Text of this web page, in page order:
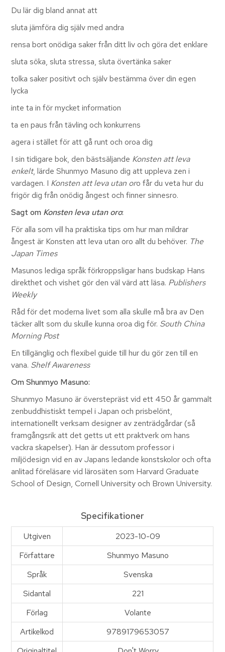
Du lär dig bland annat att
sluta jämföra dig själv med andra
rensa bort onödiga saker från ditt liv och göra det enklare
sluta söka, sluta stressa, sluta övertänka saker
tolka saker positivt och själv bestämma över din egen
lycka
inte ta in för mycket information
ta en paus från tävling och konkurrens
agera i stället för att gå runt och oroa dig
I sin tidigare bok, den bästsäljande Konsten att leva
enkelt, lärde Shunmyo Masuno dig att uppleva zen i
vardagen. I Konsten att leva utan oro får du veta hur du
frigör dig från onödig ångest och finner sinnesro.
Sagt om Konsten leva utan oro:
För alla som vill ha praktiska tips om hur man mildrar
ångest är Konsten att leva utan oro allt du behöver. The
Japan Times
Masunos lediga språk förkroppsligar hans budskap Hans
direkthet och vishet gör den väl värd att läsa. Publishers
Weekly
Råd för det moderna livet som alla skulle må bra av Den
täcker allt som du skulle kunna oroa dig för. South China
Morning Post
En tillgänglig och flexibel guide till hur du gör zen till en
vana. Shelf Awareness
Om Shunmyo Masuno:
Shunmyo Masuno är överstepräst vid ett 450 år gammalt
zenbuddhistiskt tempel i Japan och prisbelönt,
internationellt verksam designer av zenträdgårdar (så
framgångsrik att det getts ut ett praktverk om hans
vackra skapelser). Han är dessutom professor i
miljödesign vid en av Japans ledande konstskolor och ofta
anlitad föreläsare vid lärosäten som Harvard Graduate
School of Design, Cornell University och Brown University.
Specifikationer
Utgiven
2023-10-09
Författare
Shunmyo Masuno
Språk
Svenska
Sidantal
221
Förlag
Volante
Artikelkod
9789179653057